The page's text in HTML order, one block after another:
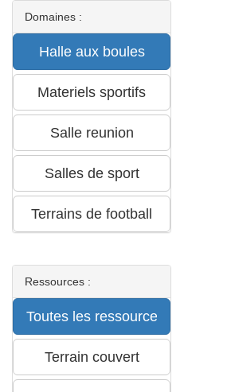
Domaines :
Ressources :